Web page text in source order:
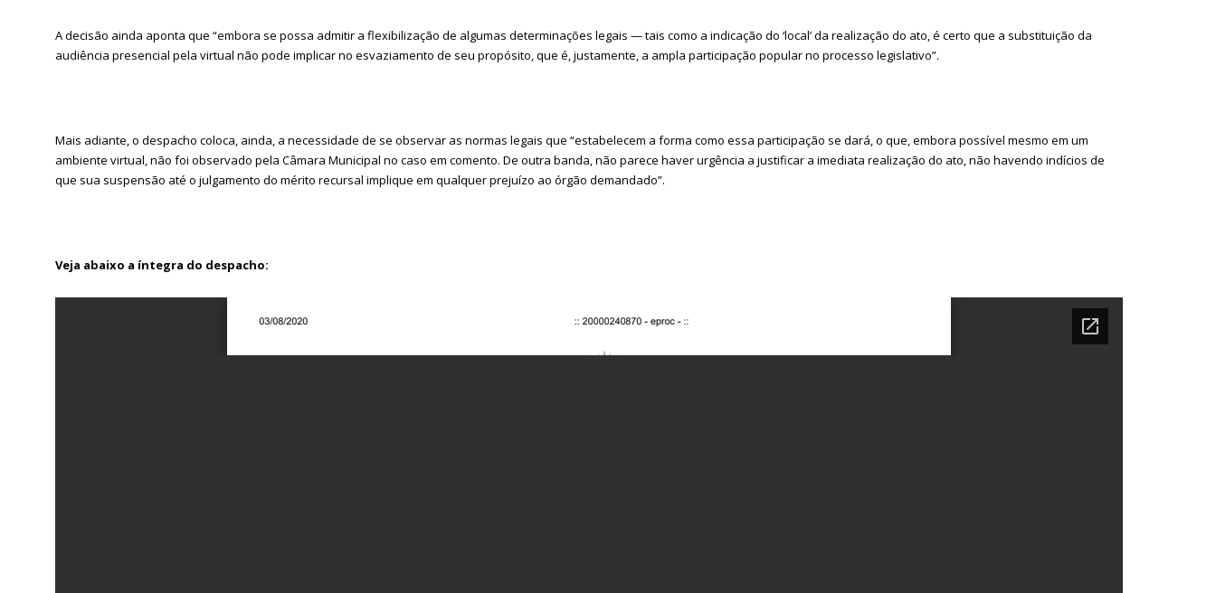
A decisão ainda aponta que “embora se possa admitir a flexibilização de algumas determinações legais — tais como a indicação do ‘local’ da realização do ato, é certo que a substituição da
audiência presencial pela virtual não pode implicar no esvaziamento de seu propósito, que é, justamente, a ampla participação popular no processo legislativo”.
Mais adiante, o despacho coloca, ainda, a necessidade de se observar as normas legais que “estabelecem a forma como essa participação se dará, o que, embora possível mesmo em um
ambiente virtual, não foi observado pela Câmara Municipal no caso em comento. De outra banda, não parece haver urgência a justificar a imediata realização do ato, não havendo indícios de
que sua suspensão até o julgamento do mérito recursal implique em qualquer prejuízo ao órgão demandado”.
Veja abaixo a íntegra do despacho: